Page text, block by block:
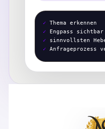
✓ Thema erkennen
✓ Engpass sichtbar
✓ sinnvollsten
✓ Anfrageprozess